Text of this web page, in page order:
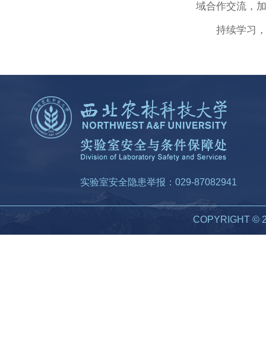
域合作交流，
持续学习
实验室安全隐患举报：029-87082941
COPYRIGHT ©